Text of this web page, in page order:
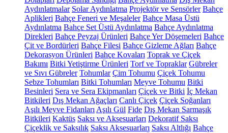
Aydınlatmalar Solar Aydınlatma Projektör ve Sensörler Bahçe
Aplikleri Bahçe Feneri ve Meşaleler Bahçe Masa Üstü
Aydınlatma Bahçe Set Üstü Aydınlatma Bahçe Aydınlatma
Direkleri Bahçe Peyzaj Ürünleri Bahçe Yer Döşemeleri Bahçe
Çit ve Bordürleri Bahçe Filesi Bahçe Gizleme Ağları Bahçe
Dekorasyon Ürünleri Bahçe Kovaları Toprak ve Çiçek
Bakımı Bitki Yetiştirme Ürünleri Torf ve Topraklar Gübreler
ve Sıvı Gübreler Tohumlar Çim Tohumu Çiçek Tohumu
Sebze Tohumları Bitki Tohumları Meyve Tohumu Bitki
Besinleri Sera ve Sera Ekipmanları Çiçek ve Bitki İç Mekan
Bitkileri Dış Mekan Ağaçları Canlı Çiçek Çiçek Soğanları
Aşılı Meyve Fidanları Aşılı Gül Fide Dış Mekan Sarmaşık
Bitkileri Kaktüs Saksı ve Aksesuarları Dekoratif Saksı
Çiçeklik ve Saksılık Saksı Aksesuarları Saksı Altlığı Bahçe